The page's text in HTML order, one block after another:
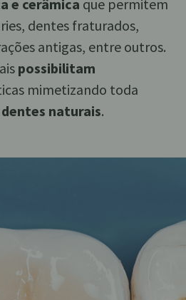
e cerâmica que permitem
dentes fraturados,
antigas, entre outros.
possibilitam
mimetizando toda
dentes naturais.